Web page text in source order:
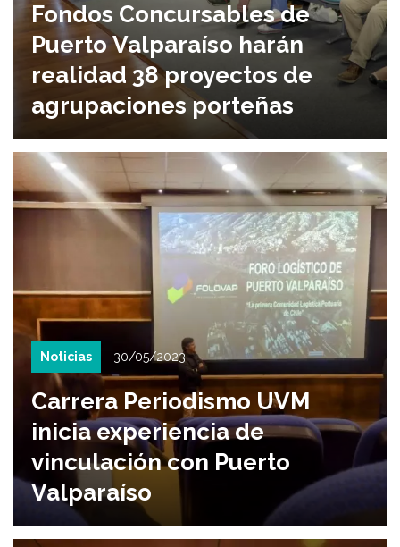
Fondos Concursables de
Puerto Valparaíso harán
realidad 38 proyectos de
agrupaciones porteñas
Noticias 30/05/2023
Carrera Periodismo UVM
inicia experiencia de
vinculación con Puerto
Valparaíso